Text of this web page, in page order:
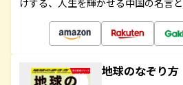
けする、人生を輝かせる中国の名言
地球のなぞり